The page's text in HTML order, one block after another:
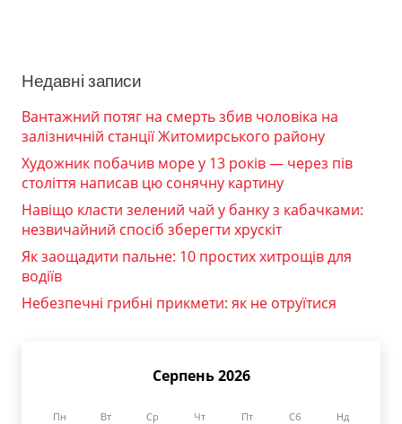
Недавні записи
Вантажний потяг на смерть збив чоловіка на
залізничній станції Житомирського району
Художник побачив море у 13 років — через пів
століття написав цю сонячну картину
Навіщо класти зелений чай у банку з кабачками:
незвичайний спосіб зберегти хрускіт
Як заощадити пальне: 10 простих хитрощів для
водіїв
Небезпечні грибні прикмети: як не отруїтися
Серпень 2026
Пн Вт Ср Чт Пт Сб Нд